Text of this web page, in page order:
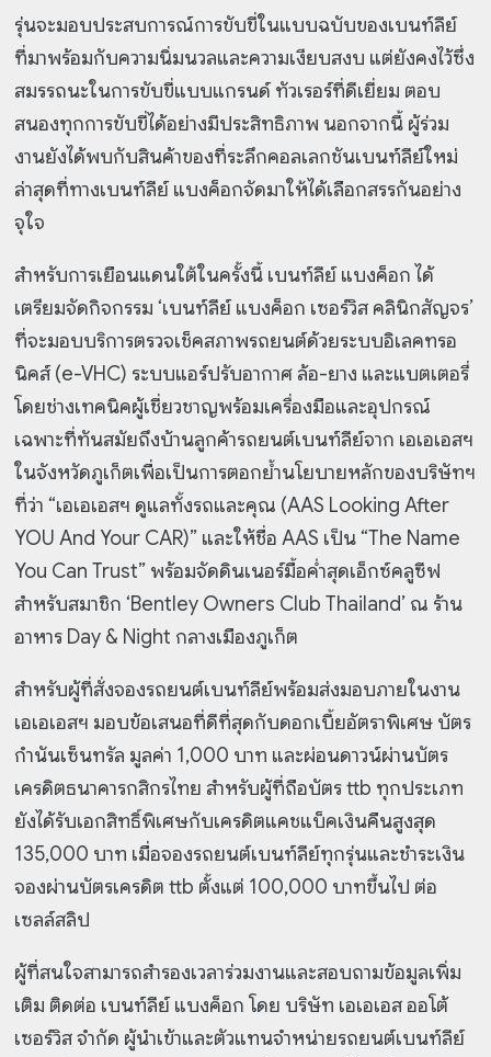
รุ่นจะมอบประสบการณ์การขับขี่ในแบบฉบับของเบนท์ลีย์
ที่มาพร้อมกับความนิ่มนวลและความเงียบสงบ แต่ยังคงไว้ซึ่ง
สมรรถนะในการขับขี่แบบแกรนด์ ทัวเรอร์ที่ดีเยี่ยม ตอบ
สนองทุกการขับขี่ได้อย่างมีประสิทธิภาพ นอกจากนี้ ผู้ร่วม
งานยังได้พบกับสินค้าของที่ระลึกคอลเลกชันเบนท์ลีย์ใหม่
ล่าสุดที่ทางเบนท์ลีย์ แบงค็อกจัดมาให้ได้เลือกสรรกันอย่าง
จุใจ
สำหรับการเยือนแดนใต้ในครั้งนี้ เบนท์ลีย์ แบงค็อก ได้
เตรียมจัดกิจกรรม ‘เบนท์ลีย์ แบงค็อก เซอร์วิส คลินิกสัญจร’
ที่จะมอบบริการตรวจเช็คสภาพรถยนต์ด้วยระบบอิเลคทรอ
นิคส์ (e-VHC) ระบบแอร์ปรับอากาศ ล้อ-ยาง และแบตเตอรี่
โดยช่างเทคนิคผู้เชี่ยวชาญพร้อมเครื่องมือและอุปกรณ์
เฉพาะที่ทันสมัยถึงบ้านลูกค้ารถยนต์เบนท์ลีย์จาก เอเอเอสฯ
ในจังหวัดภูเก็ตเพื่อเป็นการตอกย้ำนโยบายหลักของบริษัทฯ
ที่ว่า “เอเอเอสฯ ดูแลทั้งรถและคุณ (AAS Looking After
YOU And Your CAR)” และให้ชื่อ AAS เป็น “The Name
You Can Trust” พร้อมจัดดินเนอร์มื้อค่ำสุดเอ็กซ์คลูซีฟ
สำหรับสมาชิก ‘Bentley Owners Club Thailand’ ณ ร้าน
อาหาร Day & Night กลางเมืองภูเก็ต
สำหรับผู้ที่สั่งจองรถยนต์เบนท์ลีย์พร้อมส่งมอบภายในงาน
เอเอเอสฯ มอบข้อเสนอที่ดีที่สุดกับดอกเบี้ยอัตราพิเศษ บัตร
กำนันเซ็นทรัล มูลค่า 1,000 บาท และผ่อนดาวน์ผ่านบัตร
เครดิตธนาคารกสิกรไทย สำหรับผู้ที่ถือบัตร ttb ทุกประเภท
ยังได้รับเอกสิทธิ์พิเศษกับเครดิตแคชแบ็คเงินคืนสูงสุด
135,000 บาท เมื่อจองรถยนต์เบนท์ลีย์ทุกรุ่นและชำระเงิน
จองผ่านบัตรเครดิต ttb ตั้งแต่ 100,000 บาทขึ้นไป ต่อ
เซลล์สลิป
ผู้ที่สนใจสามารถสำรองเวลาร่วมงานและสอบถามข้อมูลเพิ่ม
เติม ติดต่อ เบนท์ลีย์ แบงค็อก โดย บริษัท เอเอเอส ออโต้
เซอร์วิส จำกัด ผู้นำเข้าและตัวแทนจำหน่ายรถยนต์เบนท์ลีย์